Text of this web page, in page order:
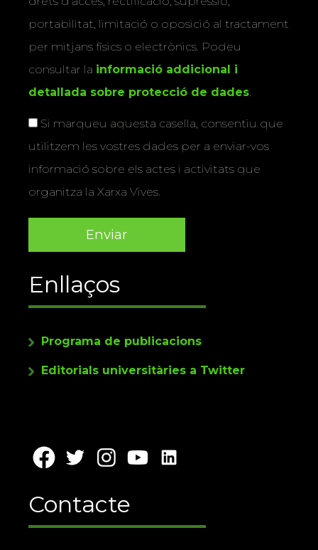
portabilitat, limitació o oposició al tractament
per mitjans físics o electrònics. Podeu
consultar la informació addicional i
detallada sobre protecció de dades.
Si marqueu aquesta casella, consentiu que
utilitzem les vostres dades per a enviar-vos
informació sobre els actes i activitats que
organitza la Xarxa Vives.
Enllaços
Programa de publicacions
Editorials universitàries a Twitter
Contacte